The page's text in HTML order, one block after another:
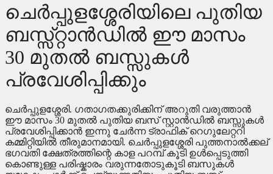
ചെർപ്പുളശ്ശേരിയിലെ പുതിയ
ബസ്സ്റ്റാൻഡിൽ ഈ മാസം
30 മുതൽ ബസ്സുകൾ
പ്രവേശിപ്പിക്കും
ചെർപ്പുളശ്ശേരി. ഗതാഗതക്കുരിക്കിന്‌ അറുതി വരുത്താൻ
ഈ മാസം 30 മുതൽ പുതിയ ബസ് സ്റ്റാൻഡിൽ ബസ്സുകൾ
പ്രവേശിപ്പിക്കാൻ ഇന്നു ചേർന്ന ട്രാഫിക് റെഗുലേറ്ററി
കമ്മിറ്റിയിൽ തീരുമാനമായി. ചെർപ്പുളശ്ശേരി പുത്തനാൽക്കല്
ഭഗവതി ക്ഷേത്രത്തിന്റെ കാള പറമ്പ് കൂടി ഉൾപ്പെടുത്തി
കൊണ്ടുള്ള പരിഷ്കാരം വരുന്നതോടുകൂടി ബസുകൾ